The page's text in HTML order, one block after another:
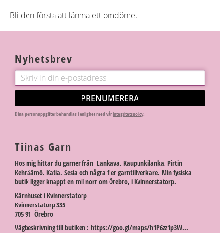
Bli den första att lämna ett omdöme.
Nyhetsbrev
PRENUMERERA
Dina personuppgifter behandlas i enlighet med vårintegritetspolicy.
Tiinas Garn
Hos mig hittar du garner från Lankava, Kaupunkilanka, Pirtin
Kehräämö, Katia, Sesia och några fler garntillverkare. Min fysiska
butik ligger knappt en mil norr om Örebro, i Kvinnerstatorp.
Kärnhuset i Kvinnerstatorp
Kvinnerstatorp 335
705 91 Örebro
Vägbeskrivning till butiken : https://goo.gl/maps/h1P6zz1p3W...